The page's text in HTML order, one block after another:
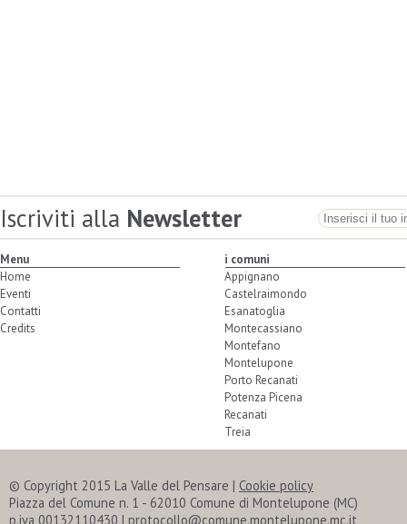
Iscriviti alla Newsletter
Menu
Home
Eventi
Contatti
Credits
i comuni
Appignano
Castelraimondo
Esanatoglia
Montecassiano
Montefano
Montelupone
Porto Recanati
Potenza Picena
Recanati
Treia
© Copyright 2015 La Valle del Pensare | Cookie policy
Piazza del Comune n. 1 - 62010 Comune di Montelupone (MC)
p.iva 00132110430 | protocollo@comune.montelupone.mc.it